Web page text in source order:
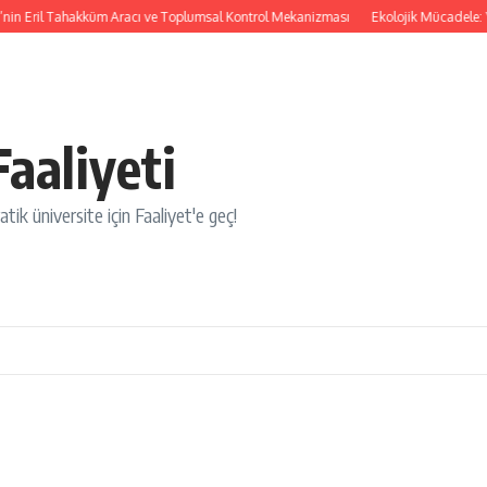
Tahakküm Aracı ve Toplumsal Kontrol Mekanizması Ekolojik Mücadele:
üniversite için Faaliyet'e geç!